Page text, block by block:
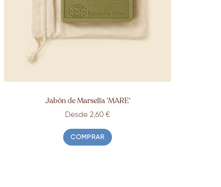
Jabón de Marsella ‘MARE’
Desde 2,60 €
COMPRAR